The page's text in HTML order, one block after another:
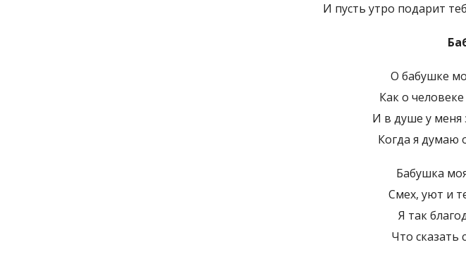
И пусть утро подарит
О бабушке
Как о
И в душе у меня
Когда я думаю
Бабушка
Смех, уют и
Я так
Что сказать